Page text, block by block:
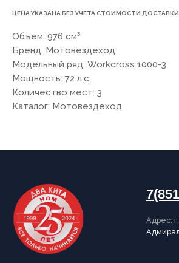
ЦЕНА УКАЗАНА БЕЗ УЧЕТА СТОИМОСТИ ДОСТАВКИ
Объем: 976 см³
Бренд: Мотовездеход
Модельный ряд: Workcross 1000-3
Мощность: 72 л.с.
Количество мест: 3
Каталог: Мотовездеход
Принимаем к оплате
ИНФОРМАЦИЯ
Пользовательское соглашение
Политика конфиденциальности
Публичная оферта
Разработка сайта